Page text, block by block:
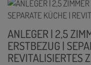
ANLEGER | 2,5
ERSTBEZUG |
REVITALISIERTES